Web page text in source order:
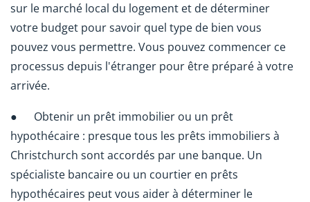
sur le marché local du logement et de déterminer
votre budget pour savoir quel type de bien vous
pouvez vous permettre. Vous pouvez commencer ce
processus depuis l'étranger pour être préparé à votre
arrivée.
● Obtenir un prêt immobilier ou un prêt
hypothécaire : presque tous les prêts immobiliers à
Christchurch sont accordés par une banque. Un
spécialiste bancaire ou un courtier en prêts
hypothécaires peut vous aider à déterminer le